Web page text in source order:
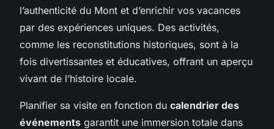
l’authenticité du Mont et d’enrichir vos vacances
par des expériences uniques. Des activités,
comme les reconstitutions historiques, sont à la
fois divertissantes et éducatives, offrant un aperçu
vivant de l’histoire locale.
Planifier sa visite en fonction du calendrier des
événements garantit une immersion totale dans